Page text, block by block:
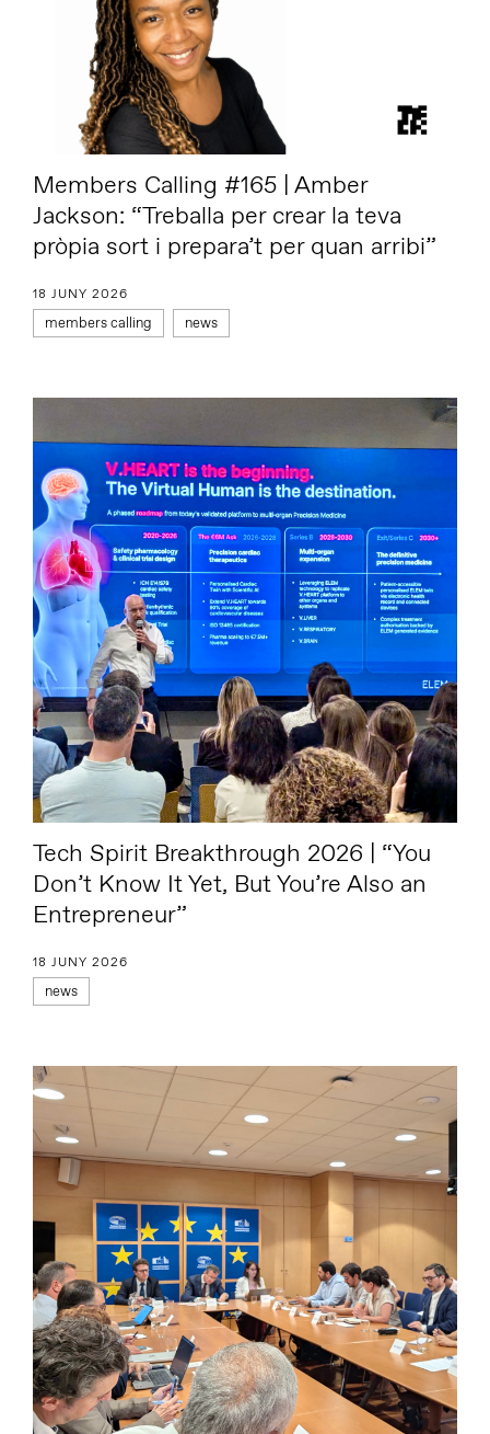
Members Calling #165 | Amber
Jackson: “Treballa per crear la teva
pròpia sort i prepara’t per quan arribi”
18 JUNY 2026
members calling news
Tech Spirit Breakthrough 2026 | “You
Don’t Know It Yet, But You’re Also an
Entrepreneur”
18 JUNY 2026
news